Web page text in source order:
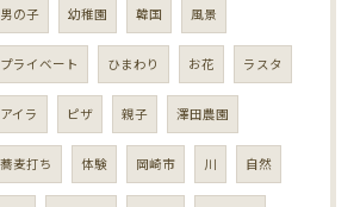
男の子 幼稚園 韓国 風景
プライベート ひまわり お花 ラスタ
アイラ ピザ 親子 澤田農園
蕎麦打ち 体験 岡崎市 川 自然